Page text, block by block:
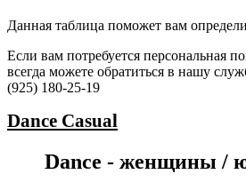
Данная таблица поможет вам
Если вам потребуется персональная
всегда можете обратиться в нашу
(925) 180-25-19
Dance Casual
Dance - женщины /